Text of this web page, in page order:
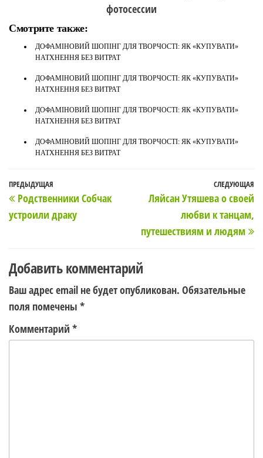
Смотрите также:
ДОФАМІНОВИЙ ШОПІНГ ДЛЯ ТВОРЧОСТІ: ЯК «КУПУВАТИ»
НАТХНЕННЯ БЕЗ ВИТРАТ
ДОФАМІНОВИЙ ШОПІНГ ДЛЯ ТВОРЧОСТІ: ЯК «КУПУВАТИ»
НАТХНЕННЯ БЕЗ ВИТРАТ
ДОФАМІНОВИЙ ШОПІНГ ДЛЯ ТВОРЧОСТІ: ЯК «КУПУВАТИ»
НАТХНЕННЯ БЕЗ ВИТРАТ
ДОФАМІНОВИЙ ШОПІНГ ДЛЯ ТВОРЧОСТІ: ЯК «КУПУВАТИ»
НАТХНЕННЯ БЕЗ ВИТРАТ
Навигация
по
записям
Предыдущая
запись
ПРЕДЫДУЩАЯ
Родственники Собчак
устроили драку
СЛЕДУЮЩАЯ
Ляйсан Утяшева о своей
любви к танцам,
путешествиям и людям
Добавить комментарий
Ваш адрес email не будет опубликован. Обязательные
поля помечены *
Комментарий *